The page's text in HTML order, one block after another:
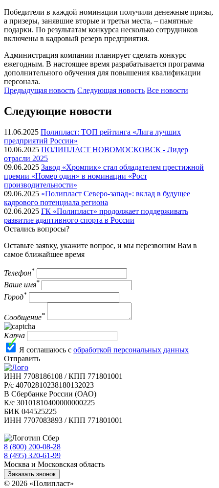
Победители в каждой номинации получили денежные призы,
а призеры, занявшие вторые и третьи места, – памятные
подарки. По результатам конкурса несколько сотрудников
включены в кадровый резерв предприятия.
Администрация компании планирует сделать конкурс
ежегодным. В настоящее время разрабатывается программа
дополнительного обучения для повышения квалификации
персонала.
Предыдущая новость Следующая новость Все новости
Следующие новости
11.06.2025 Полипласт: ТОП рейтинга «Лига лучших
предприятий России»
10.06.2025 ПОЛИПЛАСТ НОВОМОСКОВСК - Лидер
отрасли 2025
09.06.2025 Завод «Хромпик» стал обладателем престижной
премии «Номер один» в номинации «Рост
производительности»
09.06.2025 «Полипласт Северо-запад»: вклад в будущее
кадрового потенциала региона
02.06.2025 ГК «Полипласт» продолжает поддерживать
развитие адаптивного спорта в России
Остались вопросы?
Оставьте заявку, укажите вопрос, и мы перезвоним Вам в
самое ближайшее время
Телефон*
Ваше имя*
Город*
Сообщение*
Капча
Я соглашаюсь с обработкой персональных данных
Отправить
ИНН 7708186108 / КПП 771801001
Р/с 40702810238180132023
В Сбербанке России (ОАО)
К/с 30101810400000000225
БИК 044525225
ИНН 7707083893 / КПП 771801001
8 (800) 200-08-28
8 (495) 320-61-99
Москва и Московская область
Заказать звонок
© 2026 «Полипласт»